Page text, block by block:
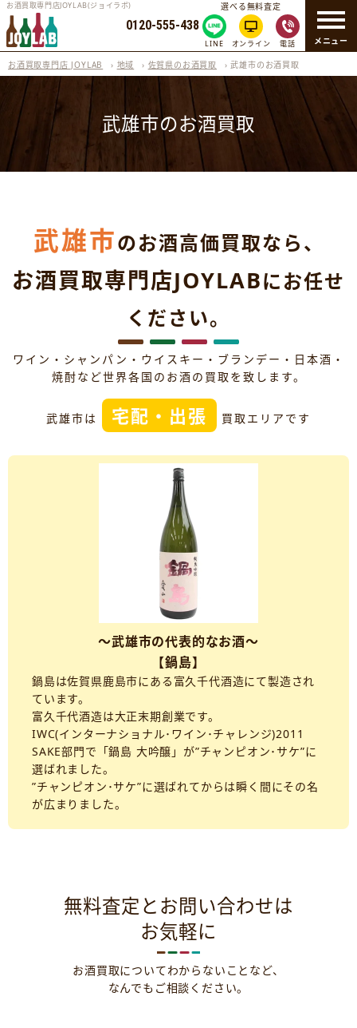
メニュー
お酒買取専門店JOYLAB(ジョイラボ)
0120-555-438
選べる無料査定
LINE オンライン 電話
お酒買取専門店 JOYLAB › 地域 › 佐賀県のお酒買取 ›武雄市のお酒買取
武雄市のお酒買取
武雄市のお酒高価買取なら、
お酒買取専門店JOYLABにお任せ
ください。
ワイン・シャンパン・ウイスキー・ブランデー・日本酒・
焼酎など世界各国のお酒の買取を致します。
武雄市は 宅配・出張 買取エリアです
～武雄市の代表的なお酒～
【鍋島】
鍋島は佐賀県鹿島市にある富久千代酒造にて製造され
ています。
富久千代酒造は大正末期創業です。
IWC(インターナショナル･ワイン･チャレンジ)2011
SAKE部門で「鍋島 大吟醸」が”チャンピオン･サケ”に
選ばれました。
”チャンピオン･サケ”に選ばれてからは瞬く間にその名
が広まりました。
無料査定とお問い合わせは
お気軽に
お酒買取についてわからないことなど、
なんでもご相談ください。